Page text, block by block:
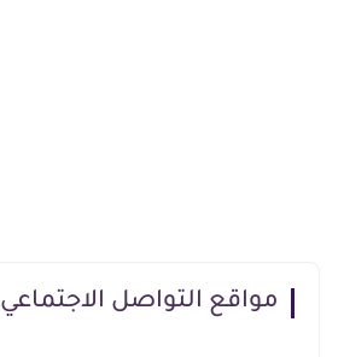
مواقع التواصل الاجتماعي